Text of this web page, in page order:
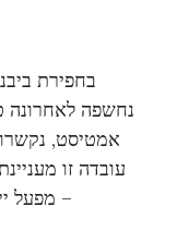
בחפירת
נחשפה לאחרונה
אמטיסט, נקשרו
עובדה זו
– מפעל